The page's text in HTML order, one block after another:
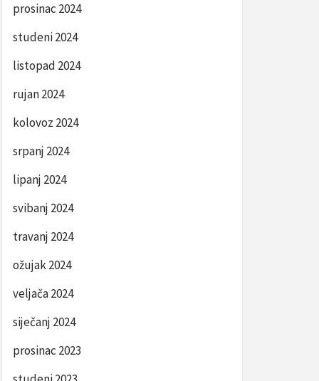
prosinac 2024
studeni 2024
listopad 2024
rujan 2024
kolovoz 2024
srpanj 2024
lipanj 2024
svibanj 2024
travanj 2024
ožujak 2024
veljača 2024
siječanj 2024
prosinac 2023